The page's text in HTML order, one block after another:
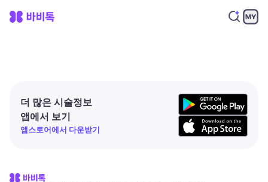
더 많은 시술정보
앱에서 보기
앱스토어에서 다운받기